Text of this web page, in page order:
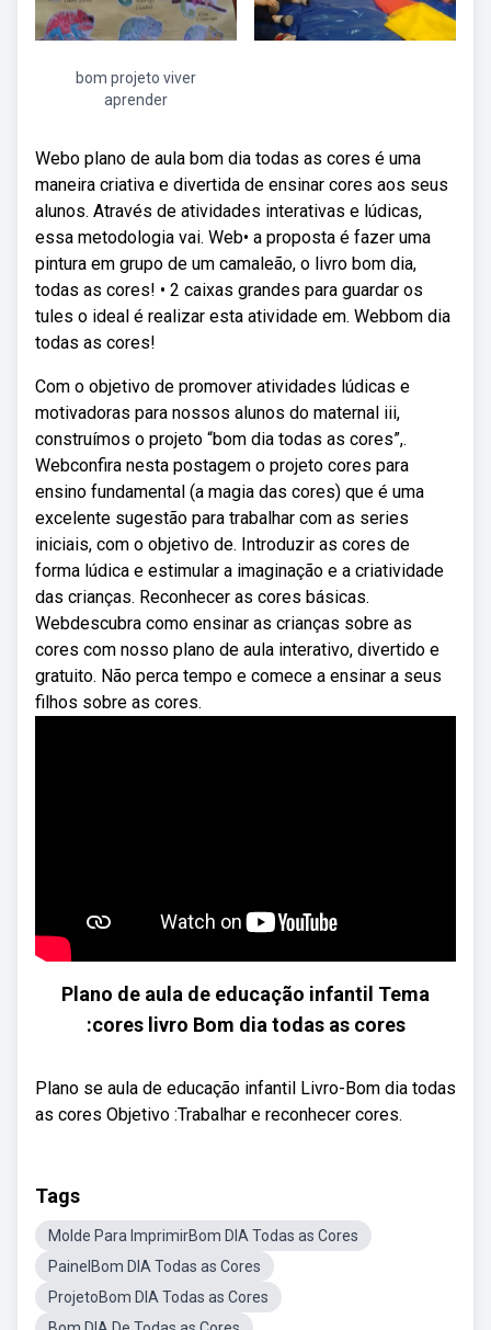
bom projeto viver
aprender
Webo plano de aula bom dia todas as cores é uma
maneira criativa e divertida de ensinar cores aos seus
alunos. Através de atividades interativas e lúdicas,
essa metodologia vai. Web• a proposta é fazer uma
pintura em grupo de um camaleão, o livro bom dia,
todas as cores! • 2 caixas grandes para guardar os
tules o ideal é realizar esta atividade em. Webbom dia
todas as cores!
Com o objetivo de promover atividades lúdicas e
motivadoras para nossos alunos do maternal iii,
construímos o projeto “bom dia todas as cores”,.
Webconfira nesta postagem o projeto cores para
ensino fundamental (a magia das cores) que é uma
excelente sugestão para trabalhar com as series
iniciais, com o objetivo de. Introduzir as cores de
forma lúdica e estimular a imaginação e a criatividade
das crianças. Reconhecer as cores básicas.
Webdescubra como ensinar as crianças sobre as
cores com nosso plano de aula interativo, divertido e
gratuito. Não perca tempo e comece a ensinar a seus
filhos sobre as cores.
Plano de aula de educação infantil Tema
:cores livro Bom dia todas as cores
Plano se aula de educação infantil Livro-Bom dia todas
as cores Objetivo :Trabalhar e reconhecer cores.
Tags
Molde Para ImprimirBom DIA Todas as Cores
PainelBom DIA Todas as Cores
ProjetoBom DIA Todas as Cores